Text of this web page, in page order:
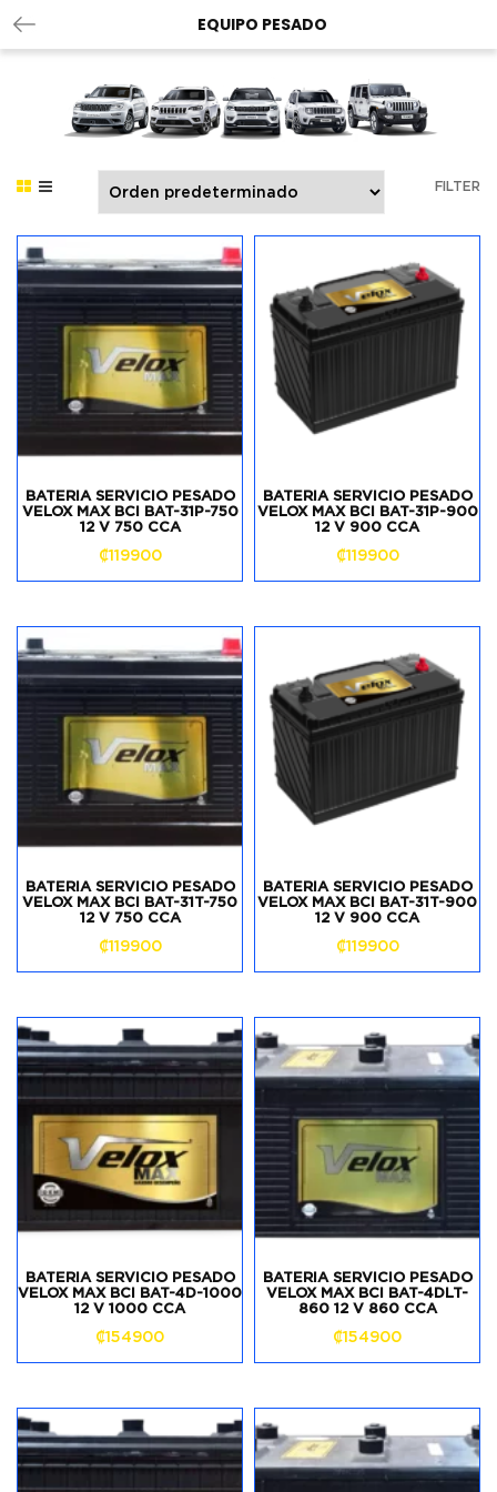
EQUIPO PESADO
FILTER
BATERIA SERVICIO PESADO
VELOX MAX BCI BAT-31P-750
12 V 750 CCA
₡119900
BATERIA SERVICIO PESADO
VELOX MAX BCI BAT-31P-900
12 V 900 CCA
₡119900
BATERIA SERVICIO PESADO
VELOX MAX BCI BAT-31T-750
12 V 750 CCA
₡119900
BATERIA SERVICIO PESADO
VELOX MAX BCI BAT-31T-900
12 V 900 CCA
₡119900
BATERIA SERVICIO PESADO
VELOX MAX BCI BAT-4D-1000
12 V 1000 CCA
₡154900
BATERIA SERVICIO PESADO
VELOX MAX BCI BAT-4DLT-
860 12 V 860 CCA
₡154900